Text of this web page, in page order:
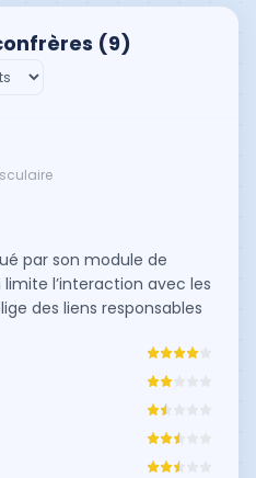
(9)
par son module de
l’interaction avec les
des liens responsables